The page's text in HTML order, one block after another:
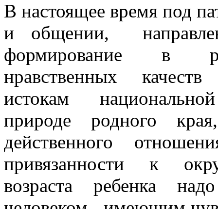
В настоящее время под
и общении,
формирование в
нравственных
истокам
природе родного
действенного
привязанности к
возраста ребенка